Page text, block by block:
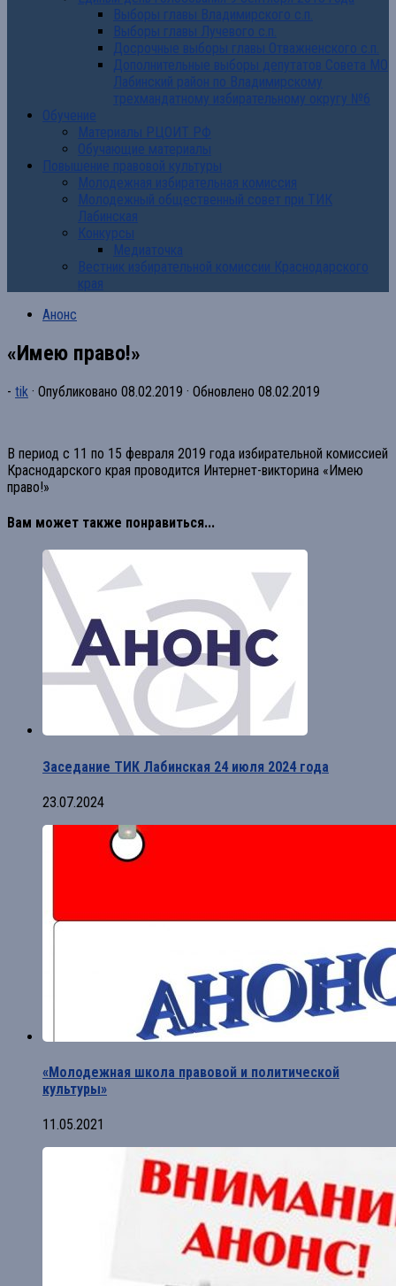
Выборы главы Владимирского с.п.
Выборы главы Лучевого с.п.
Досрочные выборы главы Отважненского с.п.
Дополнительные выборы депутатов Совета МО
Лабинский район по Владимирскому
трехмандатному избирательному округу №6
Обучение
Материалы РЦОИТ РФ
Обучающие материалы
Повышение правовой культуры
Молодежная избирательная комиссия
Молодежный общественный совет при ТИК
Лабинская
Конкурсы
Медиаточка
Вестник избирательной комиссии Краснодарского
края
Анонс
«Имею право!»
- tik · Опубликовано 08.02.2019 · Обновлено 08.02.2019
В период с 11 по 15 февраля 2019 года избирательной комиссией
Краснодарского края проводится Интернет-викторина «Имею
право!»
Вам может также понравиться...
Заседание ТИК Лабинская 24 июля 2024 года
23.07.2024
«Молодежная школа правовой и политической
культуры»
11.05.2021